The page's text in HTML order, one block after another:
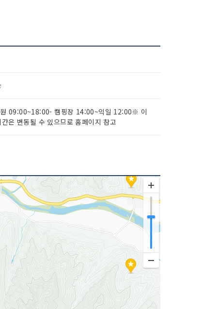
09:00~18:00- 캠핑장 14:00~익일 12:00※ 이
간은 변동될 수 있으므로 홈페이지 참고